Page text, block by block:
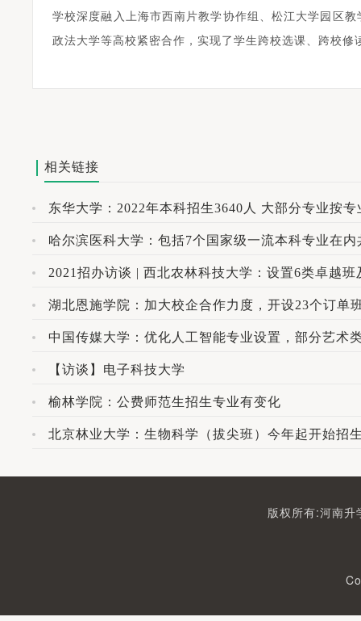
学校深度融入上海市西南片教学协作组、松江大学园区
政法大学等高校紧密合作，实现了学生跨校选课、跨校修
相关链接
东华大学：2022年本科招生3640人 大部分专业按
哈尔滨医科大学：包括7个国家级一流本科专业在
2021招办访谈 | 西北农林科技大学：设置6类卓越
湖北恩施学院：加大校企合作力度，开设23个订单
中国传媒大学：优化人工智能专业设置，部分艺术
【访谈】电子科技大学
榆林学院：公费师范生招生专业有变化
北京林业大学：生物科学（拔尖班）今年起开始招
版权所有:河南